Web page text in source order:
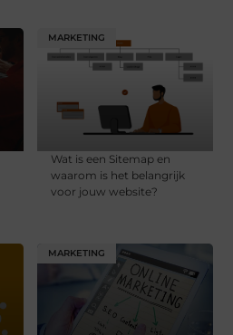
MARKETING
Wat is een Sitemap en
waarom is het belangrijk
voor jouw website?
MARKETING